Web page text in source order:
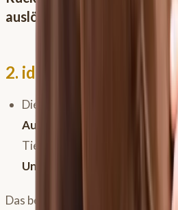
auslösen.
2. idiopathisches
Die Diagnose idiopathisches
Ausschlussdiagnose!
Sie
Tierärzte nach einer
Untersuchung nichts
Das beinhaltet eine präzise